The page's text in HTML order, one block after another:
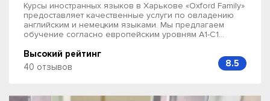
Курсы иностранных языков в Харькове «Oxford Family»
предоставляет качественные услуги по овладению
английским и немецким языками. Мы предлагаем
обучение согласно европейским уровням А1-С1...
Высокий рейтинг
40 отзывов
8.5